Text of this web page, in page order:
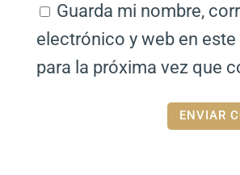
Guarda mi nombre,
electrónico y web en
para la próxima vez que